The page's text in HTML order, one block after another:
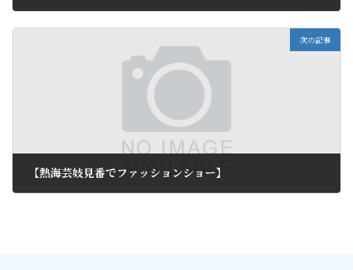
次の記事
【熱海芸妓見番でファッションショー】